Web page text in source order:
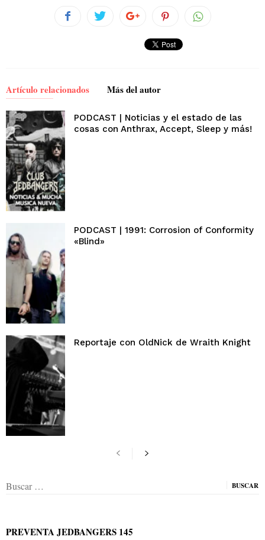
Artículo relacionados Más del autor
PODCAST | Noticias y el estado de las
cosas con Anthrax, Accept, Sleep y más!
PODCAST | 1991: Corrosion of Conformity
«Blind»
Reportaje con OldNick de Wraith Knight
Buscar:
PREVENTA JEDBANGERS 145